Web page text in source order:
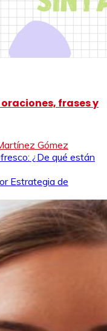
frases y
Gómez
¿De qué están
Estrategia de